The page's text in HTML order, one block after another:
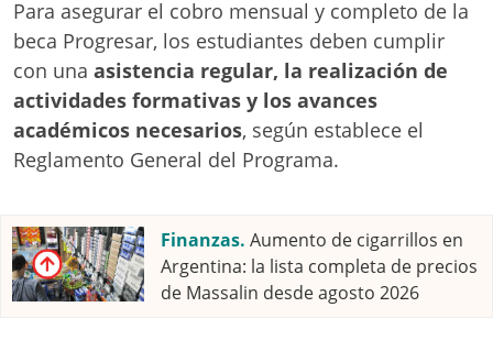
Para asegurar el cobro mensual y completo de la
beca Progresar, los estudiantes deben cumplir
con una asistencia regular, la realización de
actividades formativas y los avances
académicos necesarios, según establece el
Reglamento General del Programa.
Finanzas. Aumento de cigarrillos en
Argentina: la lista completa de precios
de Massalin desde agosto 2026